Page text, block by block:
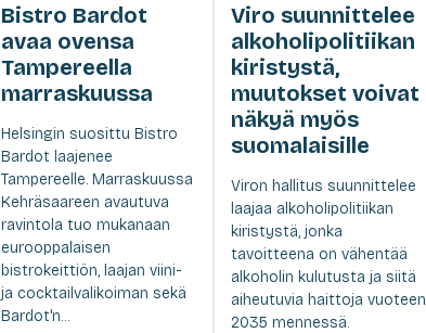
Bistro Bardot
avaa ovensa
Tampereella
marraskuussa
Helsingin suosittu Bistro
Bardot laajenee
Tampereelle. Marraskuussa
Kehräsaareen avautuva
ravintola tuo mukanaan
eurooppalaisen
bistrokeittiön, laajan viini-
ja cocktailvalikoiman sekä
Bardot'n...
Viro suunnittelee
alkoholipolitiikan
kiristystä,
muutokset voivat
näkyä myös
suomalaisille
Viron hallitus suunnittelee
laajaa alkoholipolitiikan
kiristystä, jonka
tavoitteena on vähentää
alkoholin kulutusta ja siitä
aiheutuvia haittoja vuoteen
2035 mennessä.